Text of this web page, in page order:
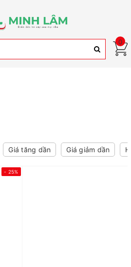
0
Giá tăng dần Giá giảm dần
- 25%